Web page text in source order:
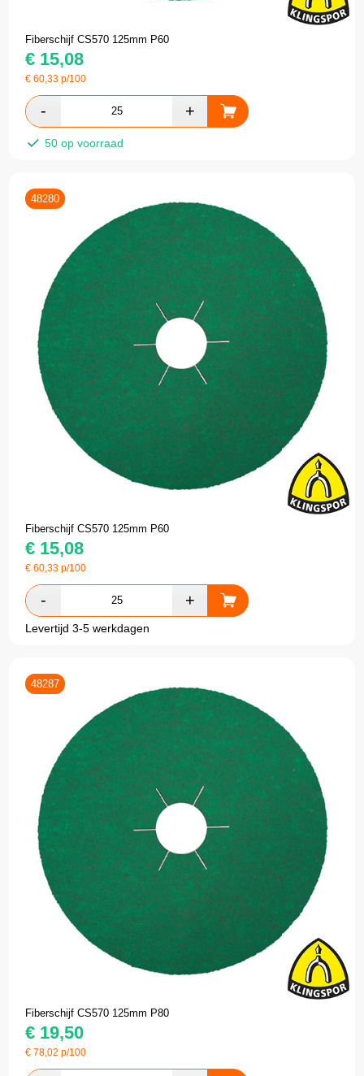
Fiberschijf CS570 125mm P60
€ 15,08
€60,33 p/100
50 op voorraad
48280
Fiberschijf CS570 125mm P60
€ 15,08
€60,33 p/100
Levertijd 3-5 werkdagen
48287
Fiberschijf CS570 125mm P80
€ 19,50
€78,02 p/100